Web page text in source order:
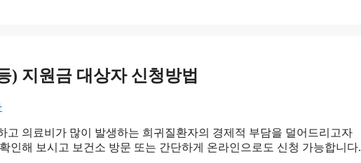
) 지원금 대상자 신청방법
고 의료비가 많이 발생하는 희귀질환자의 경제적 부담을 덜어드리고자
인해 보시고 보건소 방문 또는 간단하게 온라인으로도 신청 가능합니다.